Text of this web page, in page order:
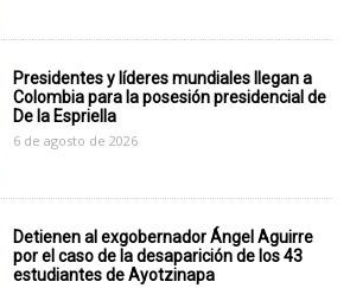
Presidentes y líderes mundiales llegan a
Colombia para la posesión presidencial de
De la Espriella
6 de agosto de 2026
Detienen al exgobernador Ángel Aguirre
por el caso de la desaparición de los 43
estudiantes de Ayotzinapa